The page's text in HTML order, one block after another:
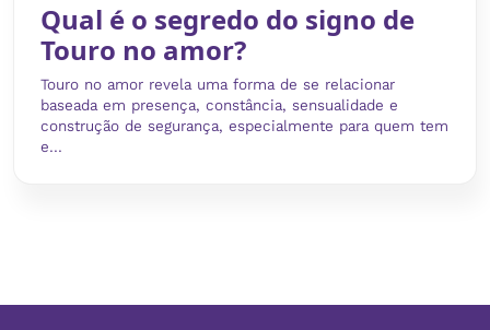
Qual é o segredo do signo de
Touro no amor?
Touro no amor revela uma forma de se relacionar
baseada em presença, constância, sensualidade e
construção de segurança, especialmente para quem tem
e...